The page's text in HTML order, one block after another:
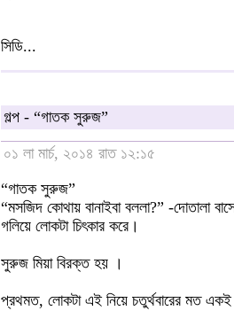
সিডি...
গল্প - “গাতক সুরুজ”
০১ লা মার্চ, ২০১৪ রাত ১২:১৫
“গাতক সুরুজ”
“মসজিদ কোথায় বানাইবা বললা?” -দোতালা
গলিয়ে লোকটা চিৎকার করে।
সুরুজ মিয়া বিরক্ত হয় ।
প্রথমত, লোকটা এই নিয়ে চতুর্থবারের মত